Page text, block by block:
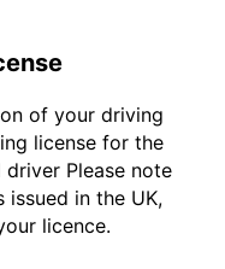
of your driving
license for the
Please note
in the UK,
licence.